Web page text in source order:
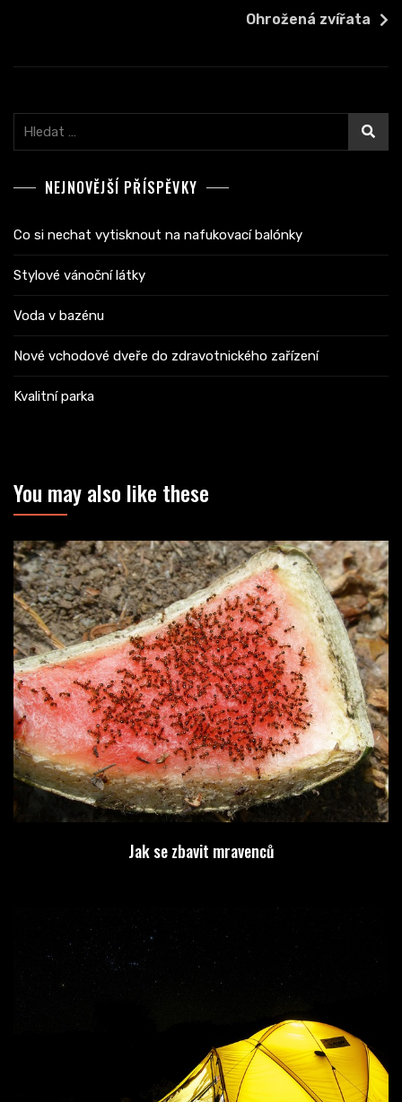
Ohrožená zvířata
Vyhledávání
NEJNOVĚJŠÍ PŘÍSPĚVKY
Co si nechat vytisknout na nafukovací balónky
Stylové vánoční látky
Voda v bazénu
Nové vchodové dveře do zdravotnického zařízení
Kvalitní parka
You may also like these
Jak se zbavit mravenců